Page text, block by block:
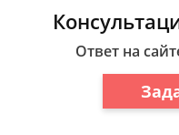
Ответ на